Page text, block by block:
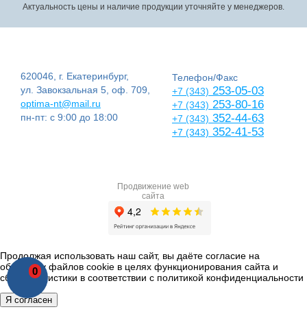
0
Актуальность цены и наличие продукции уточняйте у менеджеров.
620046, г. Екатеринбург,
ул. Завокзальная 5, оф. 709,
optima-nt@mail.ru
пн-пт: с 9:00 до 18:00
Телефон/Факс
+7 (343) 253-05-03
+7 (343) 253-80-16
+7 (343) 352-44-63
+7 (343) 352-41-53
Продвижение web
сайта
Продолжая использовать наш сайт, вы даёте согласие на
обработку файлов cookie в целях функционирования сайта и
сбора статистики в соответствии с политикой конфиденциальности
Я согласен